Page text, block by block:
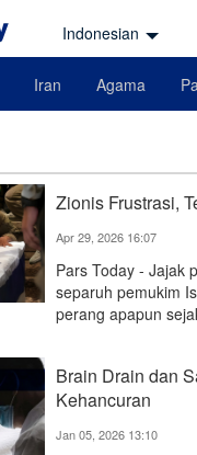
Indonesian
Iran Agama
Zionis Frustrasi,
Apr 29, 2026 16:07
Pars Today - Jajak
separuh pemukim
perang apapun
Brain Drain dan
Kehancuran
Jan 05, 2026 13:10